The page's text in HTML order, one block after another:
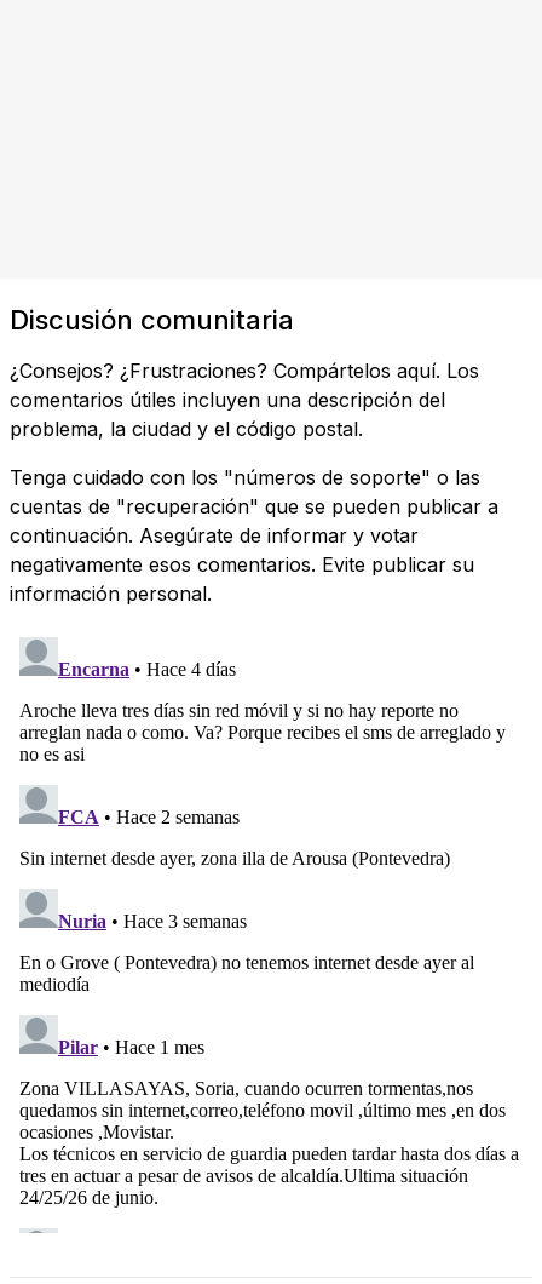
Discusión comunitaria
¿Consejos? ¿Frustraciones? Compártelos aquí. Los
comentarios útiles incluyen una descripción del
problema, la ciudad y el código postal.
Tenga cuidado con los "números de soporte" o las
cuentas de "recuperación" que se pueden publicar a
continuación. Asegúrate de informar y votar
negativamente esos comentarios. Evite publicar su
información personal.